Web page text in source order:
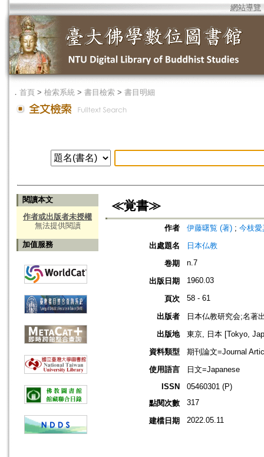
網站導覽
． 首頁 > 檢索系統 > 書目檢索 > 書目明細
閱讀本文
作者或出版者未授權
無法提供閱讀
加值服務
≪覚書≫
作者 伊藤曙覧 (著) ; 今枝愛
出處題名
日本仏教
卷期
n.7
出版日期 1960.03
頁次 58 - 61
出版者
日本仏教研究会;名著
出版地
東京, 日本 [Tokyo,
資料類型
期刊論文=Journal
使用語言
日文=Japanese
ISSN
05460301 (P)
點閱次數
317
建檔日期 2022.05.11